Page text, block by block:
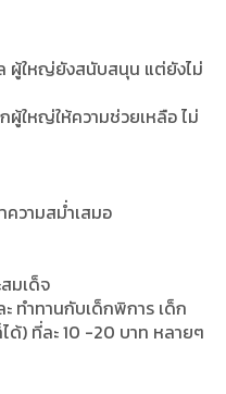
ล ผู้ใหญ่ยังสนับสนุน แต่ยังไม่
ผู้ใหญ่ให้ความช่วยเหลือ ไม่
วามสม่ำเสมอ
มเด็จ
ทำทานกับเด็กพิการ เด็ก
ด้) ที่ละ 10 -20 บาท หลายๆ